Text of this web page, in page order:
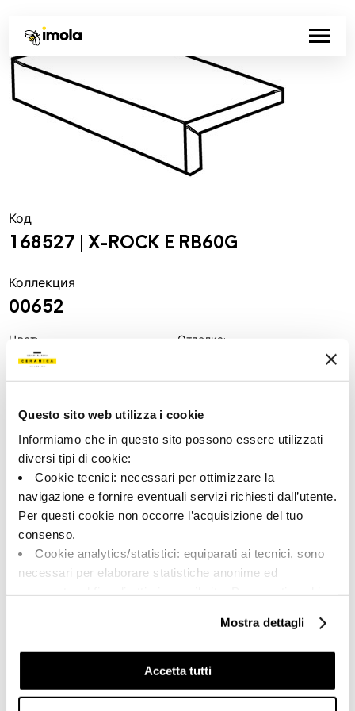
Questo sito web utilizza i cookie
Informiamo che in questo sito possono essere utilizzati
diversi tipi di cookie:
Cookie tecnici: necessari per ottimizzare la
navigazione e fornire eventuali servizi richiesti dall’utente.
Per questi cookie non occorre l’acquisizione del tuo
consenso.
Cookie analytics/statistici: equiparati ai tecnici, sono
necessari per elaborare statistiche anonime ed
Cookie di profilazione/marketing: sono utilizzati, solo
previo tuo consenso, per esaminare le tue abitudini di
navigazione e mostrarti quindi avvisi pubblicitari mirati, in
linea con le tue preferenze.
Mostra dettagli
Accetta tutti
Код
168527 | X-ROCK E RB60G
Коллекция
00652
Цвет:
Серый
Типология:
Формат:
20.0x60.0
Отделка:
Внешний вид поверхности:
Разнотон:
V2
PZ
Share: